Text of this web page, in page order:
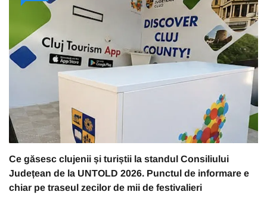
Ce găsesc clujenii și turiștii la standul Consiliului
Județean de la UNTOLD 2026. Punctul de informare e
chiar pe traseul zecilor de mii de festivalieri